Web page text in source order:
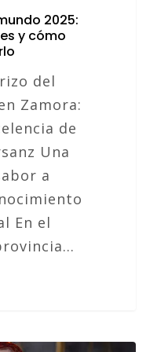
2025:
y cómo
del
Zamora:
de
Una
a
En el